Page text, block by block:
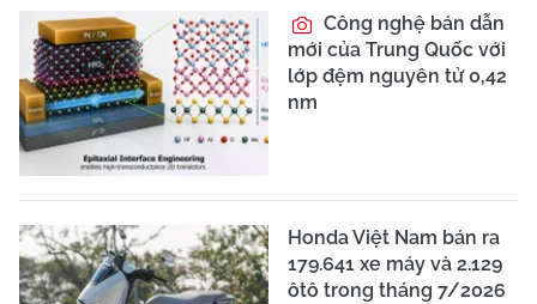
Công nghệ bán dẫn
mới của Trung Quốc với
lớp đệm nguyên tử 0,42
nm
Honda Việt Nam bán ra
179.641 xe máy và 2.129
ôtô trong tháng 7/2026